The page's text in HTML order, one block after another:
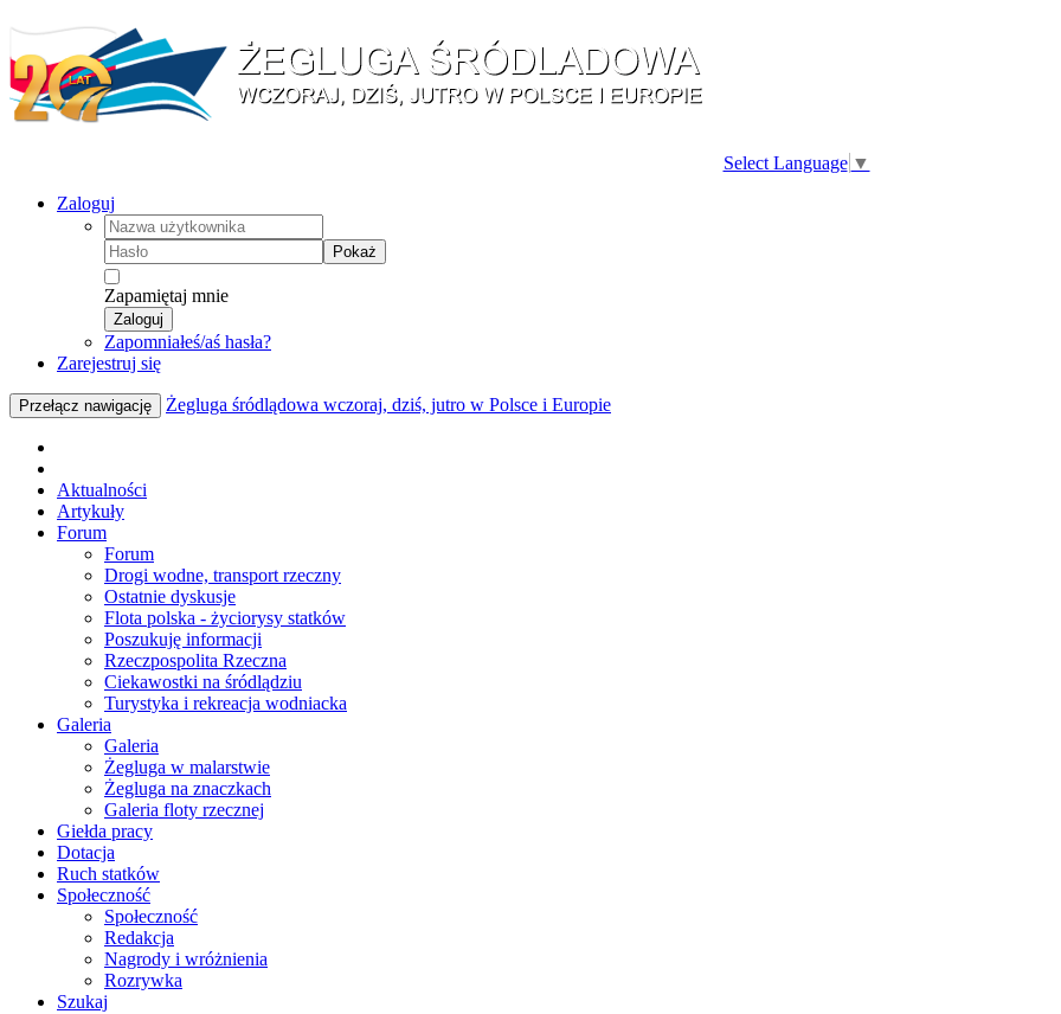
Select Language ▼
Zaloguj
Pokaż
Zapamiętaj mnie
Zaloguj
Zapomniałeś/aś hasła?
Zarejestruj się
Przełącz nawigację Żegluga śródlądowa wczoraj, dziś, jutro w Polsce i Europie
Aktualności
Artykuły
Forum
Forum
Drogi wodne, transport rzeczny
Ostatnie dyskusje
Flota polska - życiorysy statków
Poszukuję informacji
Rzeczpospolita Rzeczna
Ciekawostki na śródlądziu
Turystyka i rekreacja wodniacka
Galeria
Galeria
Żegluga w malarstwie
Żegluga na znaczkach
Galeria floty rzecznej
Giełda pracy
Dotacja
Ruch statków
Społeczność
Społeczność
Redakcja
Nagrody i wróżnienia
Rozrywka
Szukaj